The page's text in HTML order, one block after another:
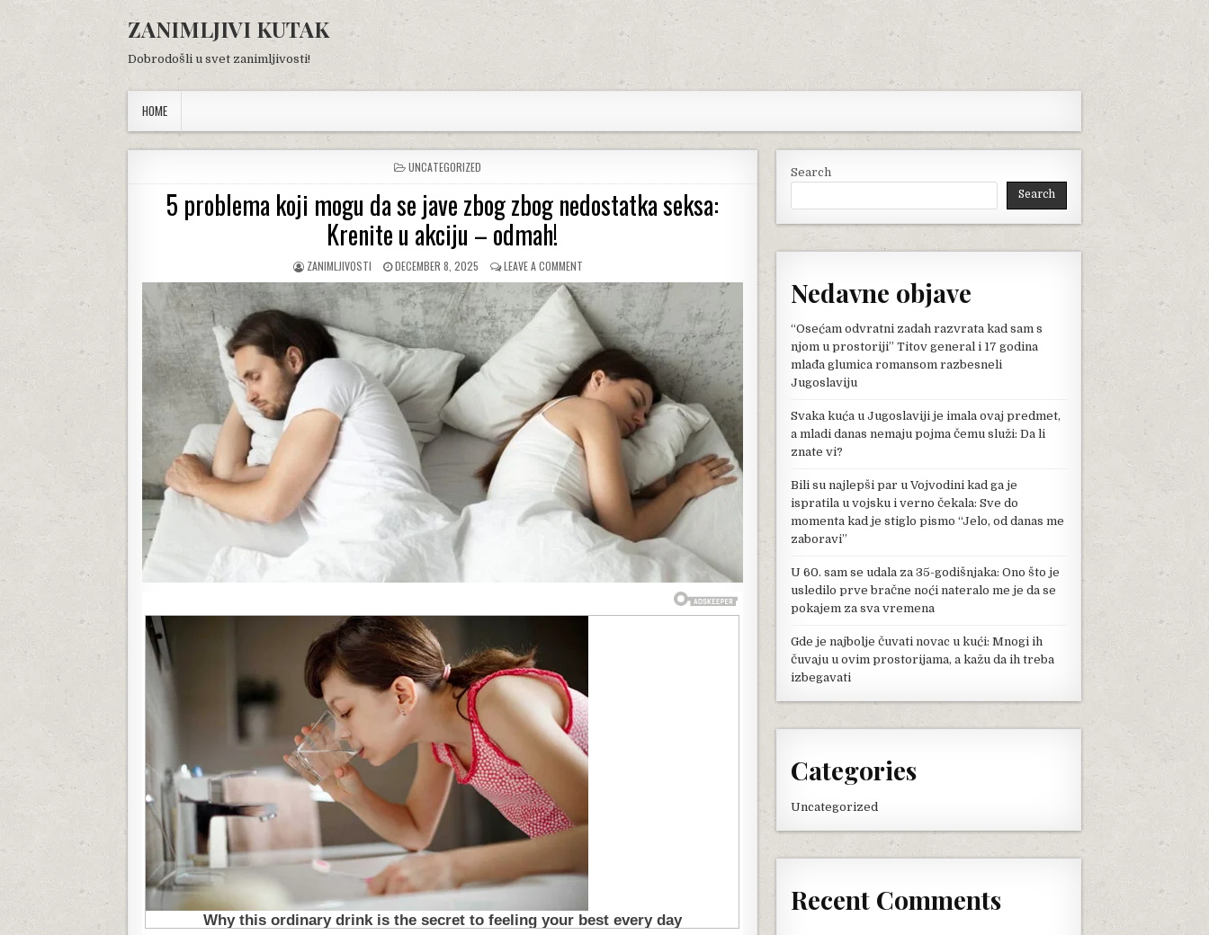
content
ZANIMLJIVI KUTAK
Dobrodošli u svet zanimljivosti!
HOME
POSTED
IN
UNCATEGORIZED
5 problema koji mogu da se jave zbog zbog nedostatka seksa:
Krenite u akciju – odmah!
AUTHOR:
ZANIMLJIVOSTI
PUBLISHED
DATE:
DECEMBER 8, 2025 LEAVE A COMMENTON
5
PROBLEMA
KOJI
MOGU
SE
JAVE
ZBOG
ZBOG
NEDOSTATKA
SEKSA:
KRENITE
U
AKCIJU
–
ODMAH!
Search
Search
Nedavne objave
“Osećam odvratni zadah razvrata kad sam s
njom u prostoriji” Titov general i 17 godina
mlađa glumica romansom razbesneli
Jugoslaviju
Svaka kuća u Jugoslaviji je imala ovaj predmet,
a mladi danas nemaju pojma čemu služi: Da li
znate vi?
Bili su najlepši par u Vojvodini kad ga je
ispratila u vojsku i verno čekala: Sve do
momenta kad je stiglo pismo “Jelo, od danas me
zaboravi”
U 60. sam se udala za 35-godišnjaka: Ono što je
usledilo prve bračne noći nateralo me je da se
pokajem za sva vremena
Gde je najbolje čuvati novac u kući: Mnogi ih
čuvaju u ovim prostorijama, a kažu da ih treba
izbegavati
Categories
Uncategorized
Recent Comments